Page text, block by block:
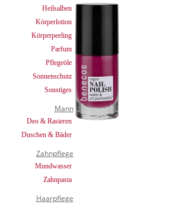
Heilsalben
Körperlotion
Körperpeeling
Parfum
Pflegeöle
Sonnenschutz
Sonstiges
Mann
Deo & Rasieren
Duschen & Bäder
Zahnpflege
Mundwasser
Zahnpasta
Haarpflege